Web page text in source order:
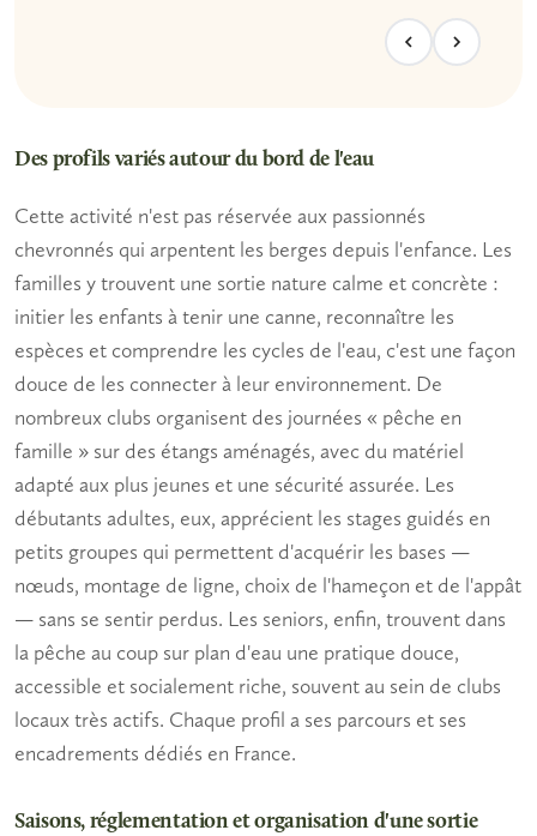
Des profils variés autour du bord de l'eau
Cette activité n'est pas réservée aux passionnés
chevronnés qui arpentent les berges depuis l'enfance. Les
familles y trouvent une sortie nature calme et concrète :
initier les enfants à tenir une canne, reconnaître les
espèces et comprendre les cycles de l'eau, c'est une façon
douce de les connecter à leur environnement. De
nombreux clubs organisent des journées « pêche en
famille » sur des étangs aménagés, avec du matériel
adapté aux plus jeunes et une sécurité assurée. Les
débutants adultes, eux, apprécient les stages guidés en
petits groupes qui permettent d'acquérir les bases —
nœuds, montage de ligne, choix de l'hameçon et de l'appât
— sans se sentir perdus. Les seniors, enfin, trouvent dans
la pêche au coup sur plan d'eau une pratique douce,
accessible et socialement riche, souvent au sein de clubs
locaux très actifs. Chaque profil a ses parcours et ses
encadrements dédiés en France.
Saisons, réglementation et organisation d'une sortie